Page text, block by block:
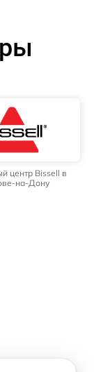
центр Bissell в
на-Дону